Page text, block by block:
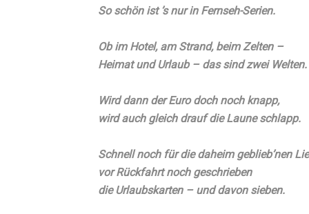
So schön ist ’s nur in Fernseh-Serien.
Ob im Hotel, am Strand, beim Zelten –
Heimat und Urlaub – das sind zwei Welten.
Wird dann der Euro doch noch knapp,
wird auch gleich drauf die Laune schlapp.
Schnell noch für die daheim geblieb’nen
vor Rückfahrt noch geschrieben
die Urlaubskarten – und davon sieben.